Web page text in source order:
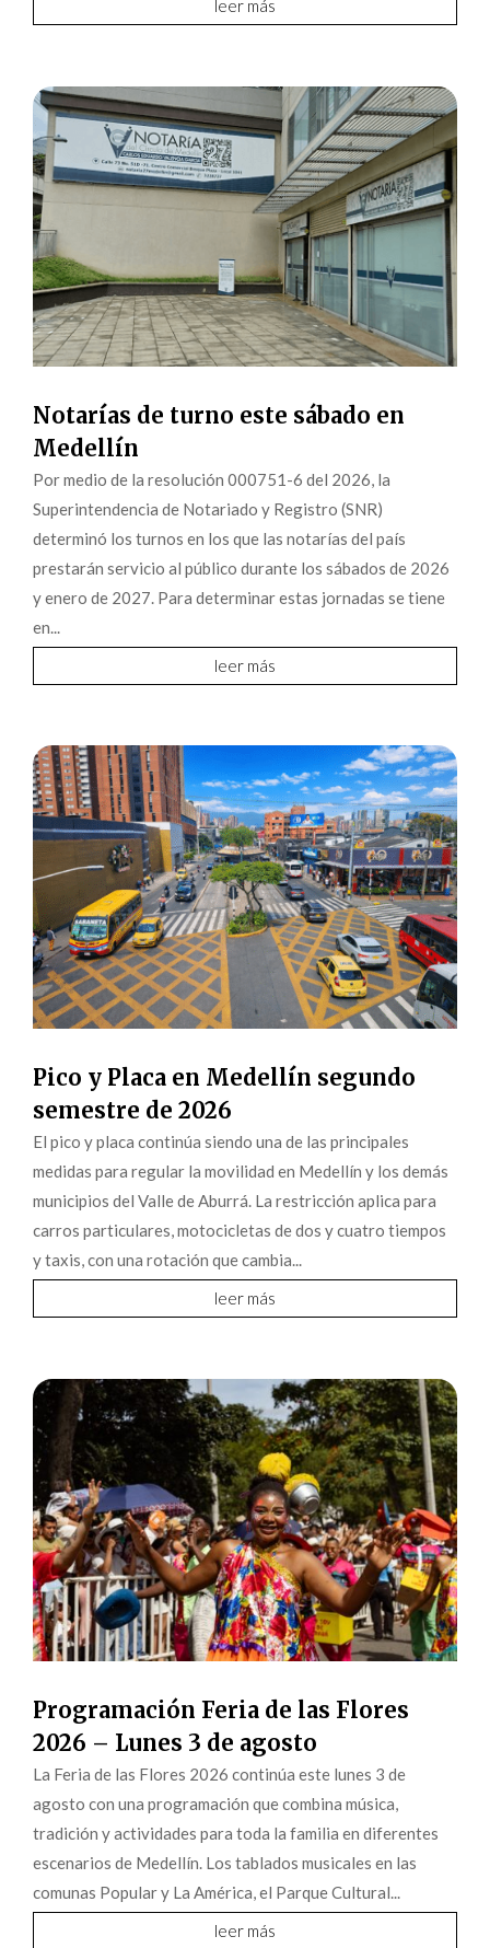
leer más
Notarías de turno este sábado en
Medellín
Por medio de la resolución 000751-6 del 2026, la
Superintendencia de Notariado y Registro (SNR)
determinó los turnos en los que las notarías del país
prestarán servicio al público durante los sábados de 2026
y enero de 2027. Para determinar estas jornadas se tiene
en...
leer más
Pico y Placa en Medellín segundo
semestre de 2026
El pico y placa continúa siendo una de las principales
medidas para regular la movilidad en Medellín y los demás
municipios del Valle de Aburrá. La restricción aplica para
carros particulares, motocicletas de dos y cuatro tiempos
y taxis, con una rotación que cambia...
leer más
Programación Feria de las Flores
2026 – Lunes 3 de agosto
La Feria de las Flores 2026 continúa este lunes 3 de
agosto con una programación que combina música,
tradición y actividades para toda la familia en diferentes
escenarios de Medellín. Los tablados musicales en las
comunas Popular y La América, el Parque Cultural...
leer más